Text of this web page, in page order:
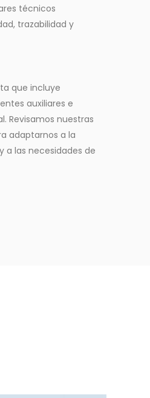
técnicos
trazabilidad y
que incluye
auxiliares e
Revisamos nuestras
adaptarnos a la
a las necesidades de